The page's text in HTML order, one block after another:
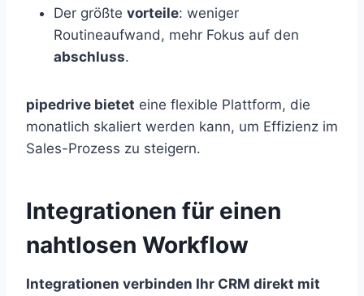
Der größte vorteile: weniger
Routineaufwand, mehr Fokus auf den
abschluss.
pipedrive bietet eine flexible Plattform, die
monatlich skaliert werden kann, um Effizienz im
Sales-Prozess zu steigern.
Integrationen für einen
nahtlosen Workflow
Integrationen verbinden Ihr CRM direkt mit